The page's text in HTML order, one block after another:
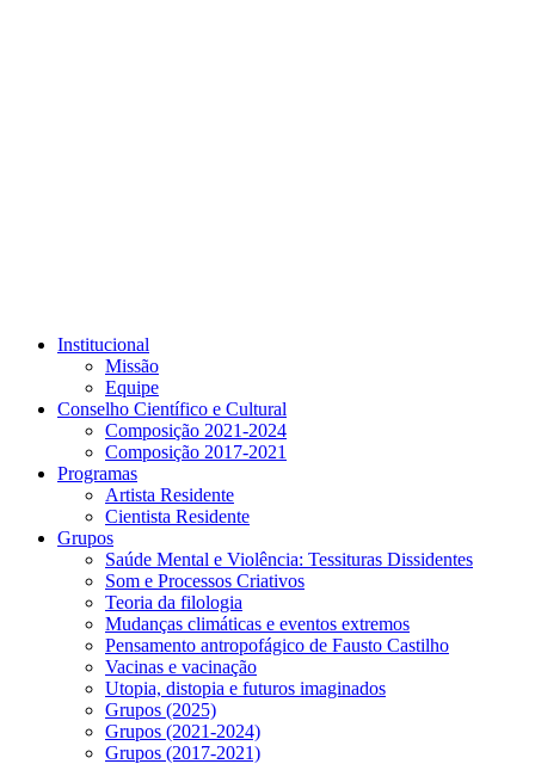
Institucional
Missão
Equipe
Conselho Científico e Cultural
Composição 2021-2024
Composição 2017-2021
Programas
Artista Residente
Cientista Residente
Grupos
Saúde Mental e Violência: Tessituras Dissidentes
Som e Processos Criativos
Teoria da filologia
Mudanças climáticas e eventos extremos
Pensamento antropofágico de Fausto Castilho
Vacinas e vacinação
Utopia, distopia e futuros imaginados
Grupos (2025)
Grupos (2021-2024)
Grupos (2017-2021)